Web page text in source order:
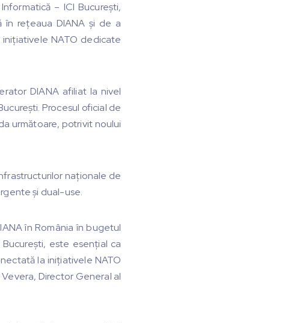
– ICI București,
rețeaua DIANA și de a
NATO dedicate
DIANA afiliat la nivel
Procesul oficial de
următoare, potrivit noului
naționale de
și dual-use.
în România în bugetul
este esențial ca
la inițiativele NATO
Director General al